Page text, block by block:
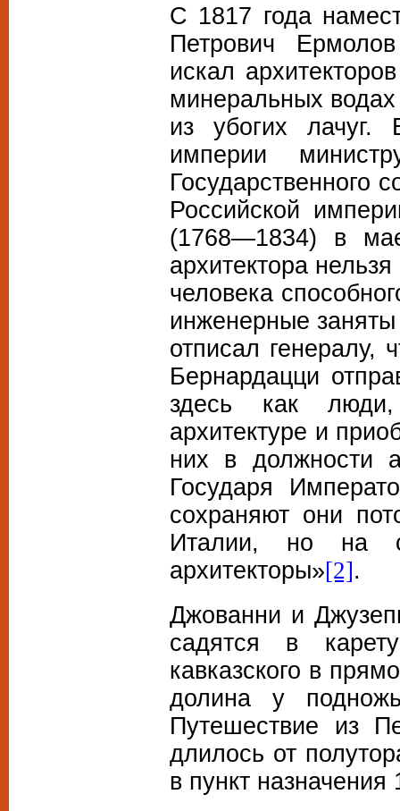
С 1817 года
Петрович
искал
минеральных водах
из убогих
империи
Государственного
Российской
(1768—1834) в
архитектора
человека
инженерные
отписал генералу,
Бернардацци
здесь как
архитектуре и
них в должности
Государя
сохраняют они
Италии, но на
архитекторы»[2].
Джованни и
садятся в
кавказского в
долина у
Путешествие из
длилось от
в пункт назначения